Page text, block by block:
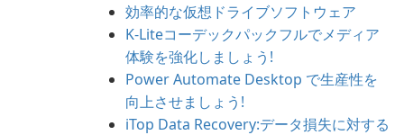
効率的な仮想ドライブソフトウェア
K-Liteコーデックパックフルでメディア
体験を強化しましょう!
Power Automate Desktop で生産性を
向上させましょう!
iTop Data Recovery:データ損失に対する